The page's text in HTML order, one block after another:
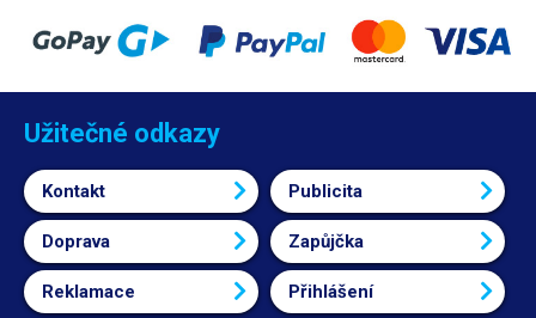
Užitečné odkazy
Kontakt Publicita
Doprava Zapůjčka
Reklamace Přihlášení